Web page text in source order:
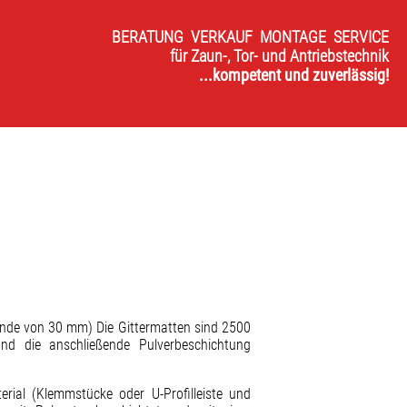
BERATUNG VERKAUF MONTAGE SERVICE
für Zaun-, Tor- und Antriebstechnik
...kompetent und zuverlässig!
von 30 mm) Die Gittermatten sind 2500
die anschließende Pulverbeschichtung
(Klemmstücke oder U-Profilleiste und